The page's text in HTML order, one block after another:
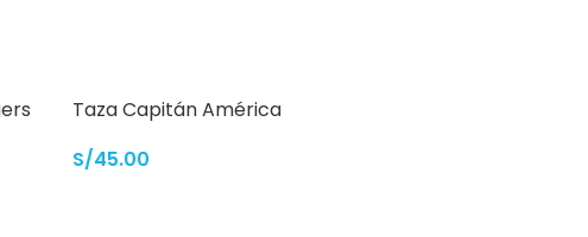
Taza Capitán América
S/45.00